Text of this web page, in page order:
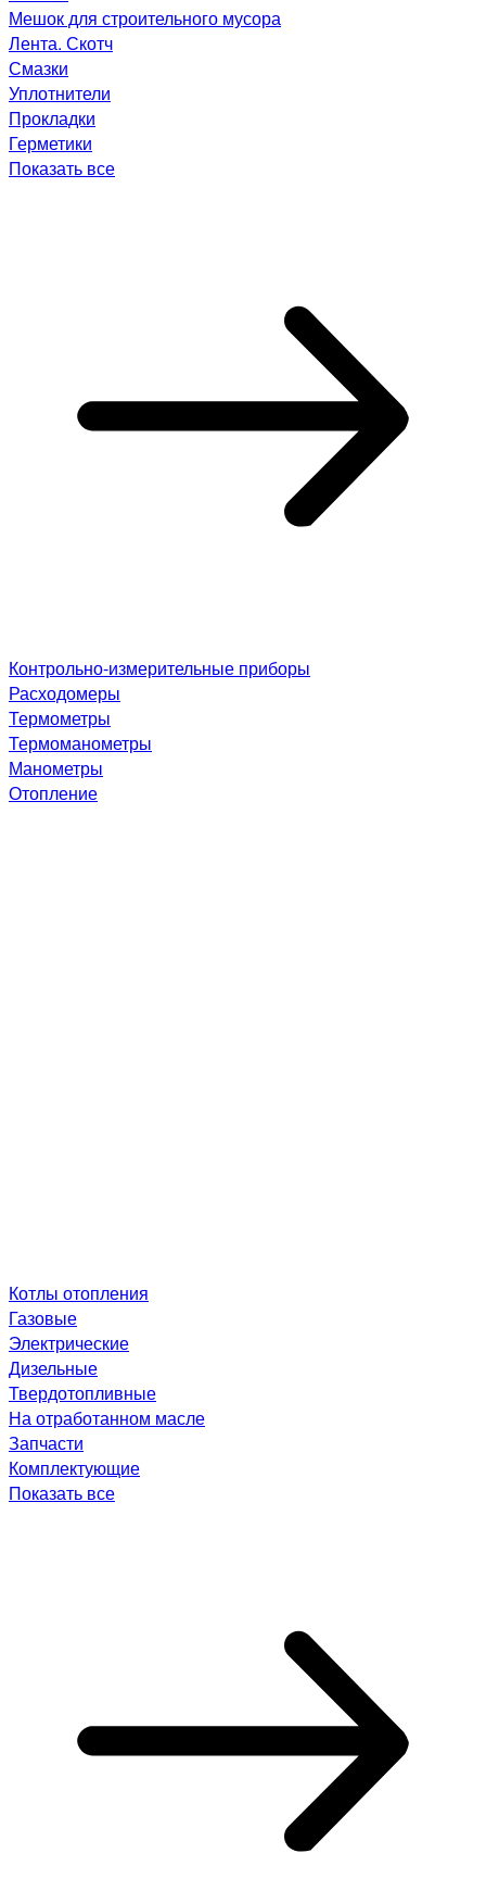
Мешок для строительного мусора
Лента. Скотч
Смазки
Уплотнители
Прокладки
Герметики
Показать все
Контрольно-измерительные приборы
Расходомеры
Термометры
Термоманометры
Манометры
Отопление
Котлы отопления
Газовые
Электрические
Дизельные
Твердотопливные
На отработанном масле
Запчасти
Комплектующие
Показать все